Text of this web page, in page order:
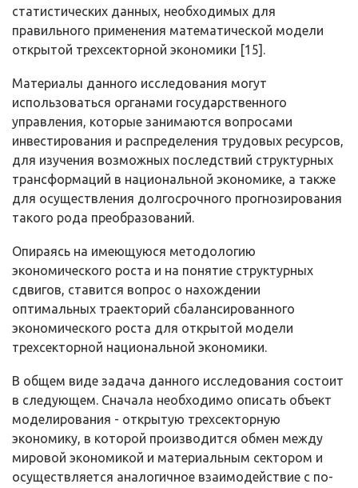
статистических данных, необходимых для
правильного применения математической модели
откры­той трехсекторной экономики [15].
Материалы данного исследования могут
использоваться органами го­сударственного
управления, которые занимаются вопросами
инвестирования и распределения трудовых ресурсов,
для изучения возможных последствий структурных
трансформаций в национальной экономике, а также
для осуще­ствления долгосрочного прогнозирования
такого рода преобразований.
Опираясь на имеющуюся методологию
экономического роста и на по­нятие структурных
сдвигов, ставится вопрос о нахождении
оптимальных траекторий сбалансированного
экономического роста для открытой модели
трехсекторной национальной экономики.
В общем виде задача данного исследования состоит
в следующем. Сна­чала необходимо описать объект
моделирования - открытую трехсекторную
экономику, в которой производится обмен между
мировой экономикой и ма­териальным сектором и
осуществляется аналогичное взаимодействие с по­